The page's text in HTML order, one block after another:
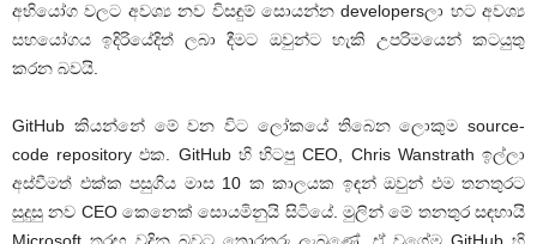
අභියෝග වලට අවශ්‍ය නව විසඳුම් සොයන්න developersලා හට අවශ්‍ය
සහයෝගය ඉදිරියේදිත් ලබා දීමට ඔවුන්ට හැකි උපරිමයෙන් කටයුතු
කරන බවයි.
GitHub කියන්නේ මේ වන විට ලෝකයේ තිබෙන ලොකුම source-
code repository එක. GitHub හි හිටපු CEO, Chris Wanstrath ඉල්ලා
අස්වීමත් එක්ක පසුගිය මාස 10 ක කාලයක ඉඳන් ඔවුන් එම තනතුරට
සුදුසු නව CEO කෙනෙක් සොයමිනුයි සිටියේ. මුලින් මේ තනතුර සඳහායි